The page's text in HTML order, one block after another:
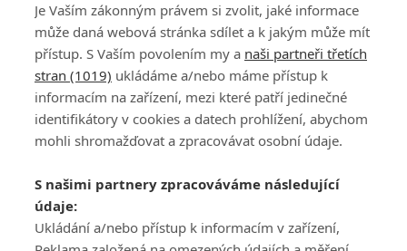
PŘIHLÁSIT
REGISTROVAT
DISKUZE
Šéfredaktorkou webu jePetr Slavík, e-mailserialy@fandimefilmu.cz
Máte-li zájem o inzerci na našem webu napište nám na e-mail
studio@koncal.com
Je Vaším zákonným právem si zvolit, jaké informace
může daná webová stránka sdílet a k jakým může mít
přístup. S Vaším povolením my a naši partneři třetích
stran (1019) ukládáme a/nebo máme přístup k
informacím na zařízení, mezi které patří jedinečné
identifikátory v cookies a datech prohlížení, abychom
mohli shromažďovat a zpracovávat osobní údaje.
S našimi partnery zpracováváme následující
údaje:
Ukládání a/nebo přístup k informacím v zařízení,